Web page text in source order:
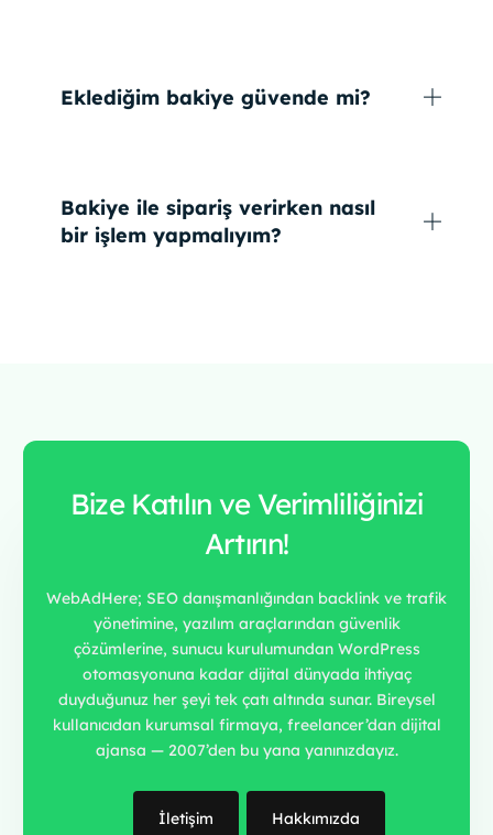
Eklediğim bakiye güvende mi?
Bakiye ile sipariş verirken nasıl
bir işlem yapmalıyım?
Bize Katılın ve Verimliliğinizi
Artırın!
WebAdHere; SEO danışmanlığından backlink ve trafik
yönetimine, yazılım araçlarından güvenlik
çözümlerine, sunucu kurulumundan WordPress
otomasyonuna kadar dijital dünyada ihtiyaç
duyduğunuz her şeyi tek çatı altında sunar. Bireysel
kullanıcıdan kurumsal firmaya, freelancer’dan dijital
ajansa — 2007’den bu yana yanınızdayız.
İletişim Hakkımızda